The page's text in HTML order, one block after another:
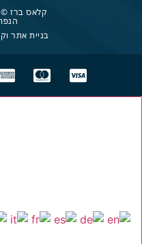
קלאס ברז ©
הנפח 7
בניית אתר